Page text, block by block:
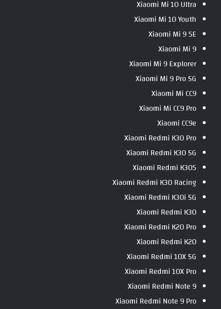
Xiaomi Mi 10 Ultra
Xiaomi Mi 10 Youth
Xiaomi Mi 9 SE
Xiaomi Mi 9
Xiaomi Mi 9 Explorer
Xiaomi Mi 9 Pro 5G
Xiaomi Mi CC9
Xiaomi Mi CC9 Pro
Xiaomi CC9e
Xiaomi Redmi K30 Pro
Xiaomi Redmi K30 5G
Xiaomi Redmi K30S
Xiaomi Redmi K30 Racing
Xiaomi Redmi K30i 5G
Xiaomi Redmi K30
Xiaomi Redmi K20 Pro
Xiaomi Redmi K20
Xiaomi Redmi 10X 5G
Xiaomi Redmi 10X Pro
Xiaomi Redmi Note 9
Xiaomi Redmi Note 9 Pro